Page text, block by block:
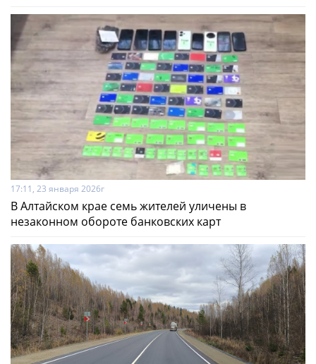
17:11, 23 января 2026г
В Алтайском крае семь жителей уличены в
незаконном обороте банковских карт